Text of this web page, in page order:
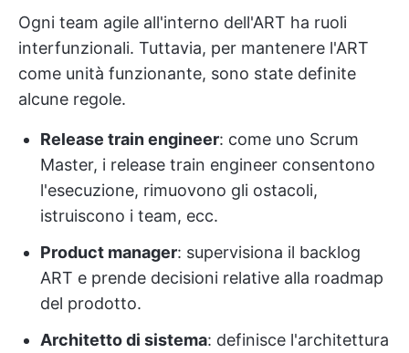
Ogni team agile all'interno dell'ART ha ruoli
interfunzionali. Tuttavia, per mantenere l'ART
come unità funzionante, sono state definite
alcune regole.
Release train engineer: come uno Scrum
Master, i release train engineer consentono
l'esecuzione, rimuovono gli ostacoli,
istruiscono i team, ecc.
Product manager: supervisiona il backlog
ART e prende decisioni relative alla roadmap
del prodotto.
Architetto di sistema: definisce l'architettura